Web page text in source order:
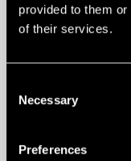
provided to them
of their services.
Selection
Necessary
Preferences